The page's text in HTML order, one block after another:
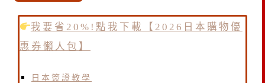
我要省20%!點我下載【2026日本購物優
惠券懶人包】
日本簽證教學